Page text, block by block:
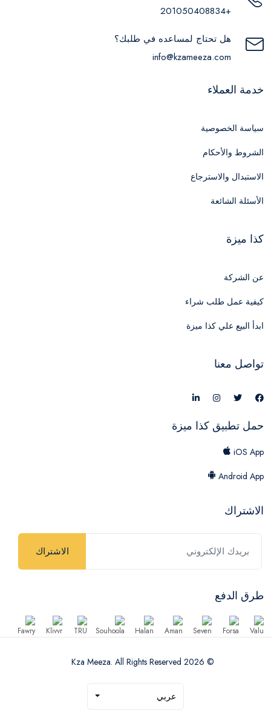
+201050408834
هل تحتاج لمساعده في طلبك؟
info@kzameeza.com
خدمة العملاء
سياسة الخصوصية
الشروط والأحكام
الاستبدال والاسترجاع
الأسئلة الشائعة
كذا ميزة
عن الشركة
كيفية عمل طلب شراء
ابدأ البيع علي كذا ميزة
تواصل معنا
حمل تطبيق كذا ميزة
iOS App
Android App
الاشتراك
الاشتراك
طرق الدفع
© 2026 Kza Meeza. All Rights Reserved
عربي